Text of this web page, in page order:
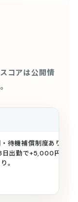
コアは公開情
待機補償制度あり・
日出勤で+5,000円、
。